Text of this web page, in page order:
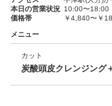
本日の営業状況 10:00〜18:00
価格帯
￥4,840〜￥
メニュー
カット
炭酸頭皮クレンジング